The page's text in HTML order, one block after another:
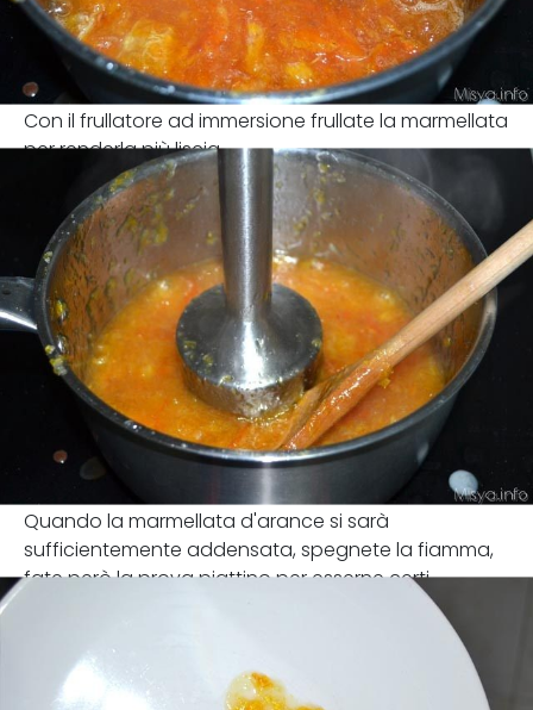
Con il frullatore ad immersione frullate la marmellata
per renderla più liscia.
Quando la marmellata d'arance si sarà
sufficientemente addensata, spegnete la fiamma,
fate però la prova piattino per esserne certi